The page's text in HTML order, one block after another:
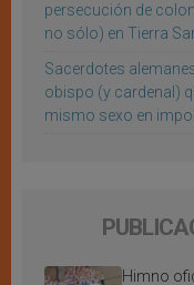
persecución de
no sólo) en Tierra
Sacerdotes
obispo (y cardenal)
mismo sexo en
Himno